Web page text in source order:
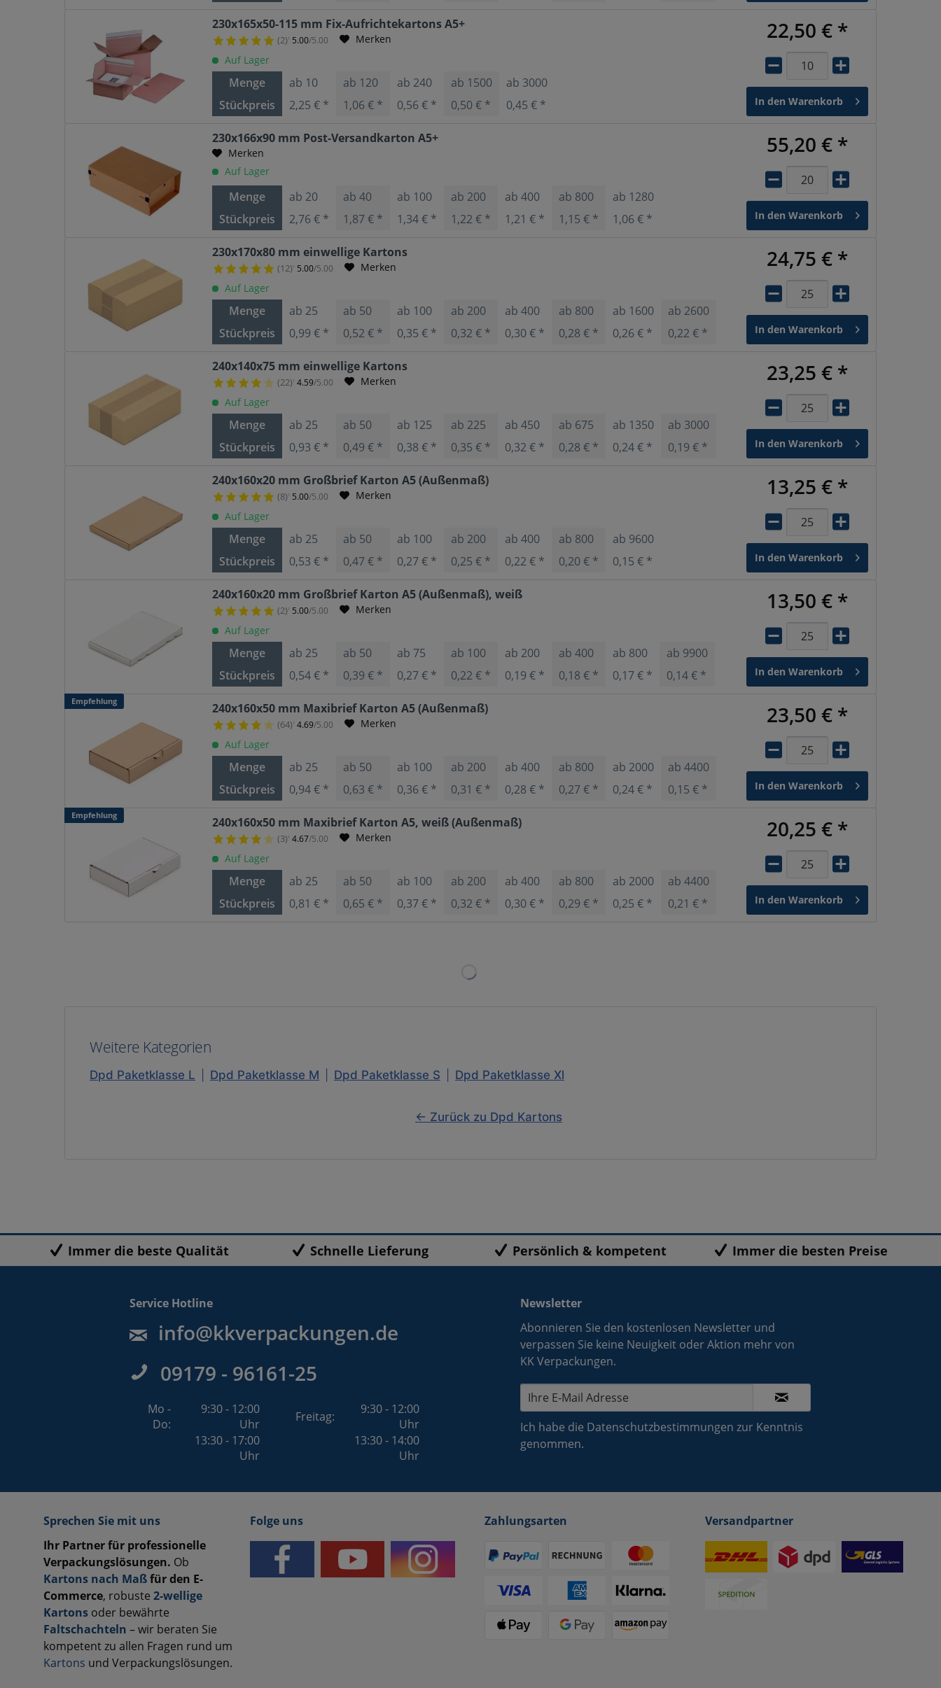
230x165x50-115 mm Fix-Aufrichtekartons A5+
(2)¹ 5.00/5.00
Merken
Auf Lager
Menge
Stückpreis
ab 10
2,25 € *
ab 120
1,06 € *
ab 240
0,56 € *
ab 1500
0,50 € *
ab 3000
0,45 € *
22,50 € *
In den Warenkorb
230x166x90 mm Post-Versandkarton A5+
Merken
Auf Lager
Menge
Stückpreis
ab 20
2,76 € *
ab40
1,87 € *
ab 100
1,34 € *
ab 200
1,22 € *
ab400
1,21 € *
ab 800
1,15 € *
ab 1280
1,06 € *
55,20 € *
In den Warenkorb
230x170x80 mm einwellige Kartons
(12)¹ 5.00/5.00
Merken
Auf Lager
Menge
Stückpreis
ab 25
0,99 € *
ab 50
0,52 € *
ab 100
0,35 € *
ab 200
0,32 € *
ab400
0,30 € *
ab 800
0,28 € *
ab 1600
0,26 € *
ab 2600
0,22 € *
0,19 € *
0,17 € *
24,75 € *
In den Warenkorb
240x140x75 mm einwellige Kartons
(22)¹ 4.59/5.00
Merken
Auf Lager
Menge
Stückpreis
ab 25
0,93 € *
ab 50
0,49 € *
ab 125
0,38 € *
ab 225
0,35 € *
ab450
0,32 € *
ab 675
0,28 € *
ab 1350
0,24 € *
ab 3000
0,19 € *
0,18 € *
0,16 € *
23,25 € *
In den Warenkorb
240x160x20 mm Großbrief Karton A5 (Außenmaß)
(8)¹ 5.00/5.00
Merken
Auf Lager
Menge
Stückpreis
ab 25
0,53 € *
ab 50
0,47 € *
ab 100
0,27 € *
ab 200
0,25 € *
ab400
0,22 € *
ab 800
0,20 € *
ab 9600
0,15 € *
13,25 € *
In den Warenkorb
240x160x20 mm Großbrief Karton A5 (Außenmaß), weiß
(2)¹ 5.00/5.00
Merken
Auf Lager
Menge
Stückpreis
ab 25
0,54 € *
ab 50
0,39 € *
ab 75
0,27 € *
ab 100
0,22 € *
ab 200
0,19 € *
ab400
0,18 € *
ab 800
0,17 € *
ab 9900
0,14 € *
13,50 € *
In den Warenkorb
Empfehlung 240x160x50 mm Maxibrief Karton A5 (Außenmaß)
(64)¹ 4.69/5.00
Merken
Auf Lager
Menge
Stückpreis
ab 25
0,94 € *
ab 50
0,63 € *
ab 100
0,36 € *
ab 200
0,31 € *
ab400
0,28 € *
ab 800
0,27 € *
ab 2000
0,24 € *
ab4400
0,15 € *
0,14 € *
23,50 € *
In den Warenkorb
Empfehlung 240x160x50 mm Maxibrief Karton A5, weiß (Außenmaß)
(3)¹ 4.67/5.00
Merken
Auf Lager
Menge
Stückpreis
ab 25
0,81 € *
ab 50
0,65 € *
ab 100
0,37 € *
ab 200
0,32 € *
ab400
0,30 € *
ab 800
0,29 € *
ab 2000
0,25 € *
ab4400
0,21 € *
0,17 € *
20,25 € *
In den Warenkorb
Weitere Kategorien
Dpd Paketklasse L Dpd Paketklasse M Dpd Paketklasse S Dpd Paketklasse Xl
← Zurück zu Dpd Kartons
Immer die beste Qualität Schnelle Lieferung Persönlich & kompetent Immer die besten Preise
Service Hotline
info@kkverpackungen.de
09179 - 96161-25
Mo -
Do:
9:30 - 12:00
Uhr
Freitag:
9:30 - 12:00
Uhr
13:30 - 17:00
Uhr
13:30 - 14:00
Uhr
Newsletter
Abonnieren Sie den kostenlosen Newsletter und
verpassen Sie keine Neuigkeit oder Aktion mehr von
KK Verpackungen.
Ich habe die Datenschutzbestimmungen zur Kenntnis
genommen.
Sprechen Sie mit uns
Ihr Partner für professionelle
Verpackungslösungen. Ob
Kartons nach Maßfür den E-
Commerce, robuste 2-wellige
Kartons oder bewährte
Faltschachteln – wir beraten Sie
kompetent zu allen Fragen rund um
Kartons und Verpackungslösungen.
Folge uns Zahlungsarten Versandpartner